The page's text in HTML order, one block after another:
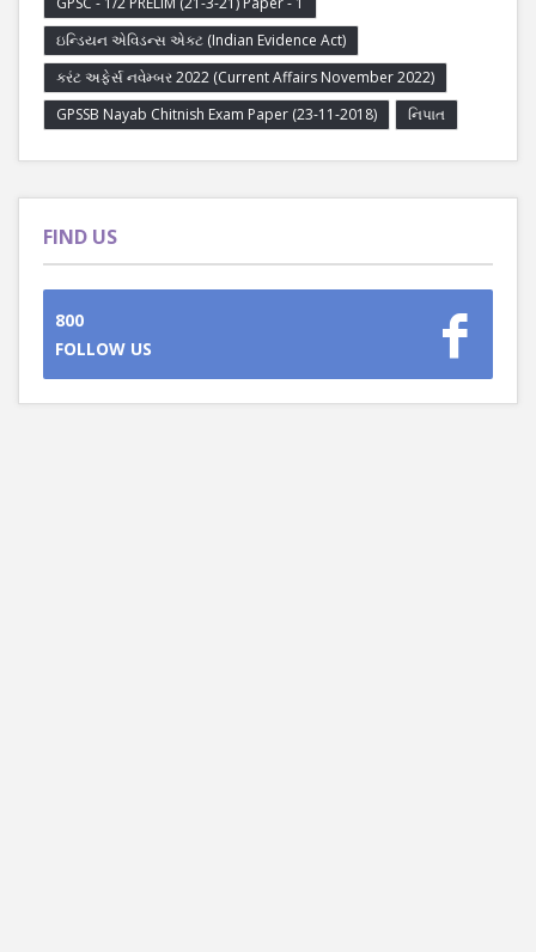
ઇન્ડિયન એવિડન્સ એક્ટ (Indian Evidence Act)
કરંટ અફેર્સ નવેમ્બર 2022 (Current Affairs November 2022)
GPSSB Nayab Chitnish Exam Paper (23-11-2018)
નિપાત
FIND US
800
FOLLOW US